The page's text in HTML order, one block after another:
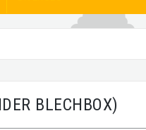
BLECHBOX)